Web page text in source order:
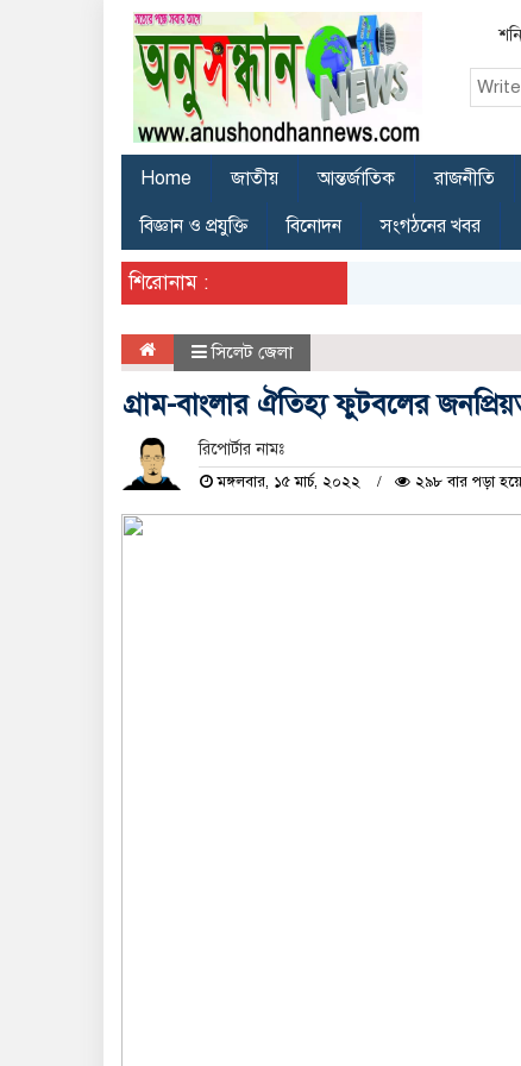
Home জাতীয় আন্তর্জাতিক রাজনীতি
বিজ্ঞান ও প্রযুক্তি
বিনোদন সংগঠনের খবর
শিরোনাম :
সিলেট জেলা
গ্রাম-বাংলার ঐতিহ্য ফুটবলের
রিপোর্টার নামঃ
মঙ্গলবার, ১৫ মার্চ, ২০২২ ২৯৮ বার পড়া